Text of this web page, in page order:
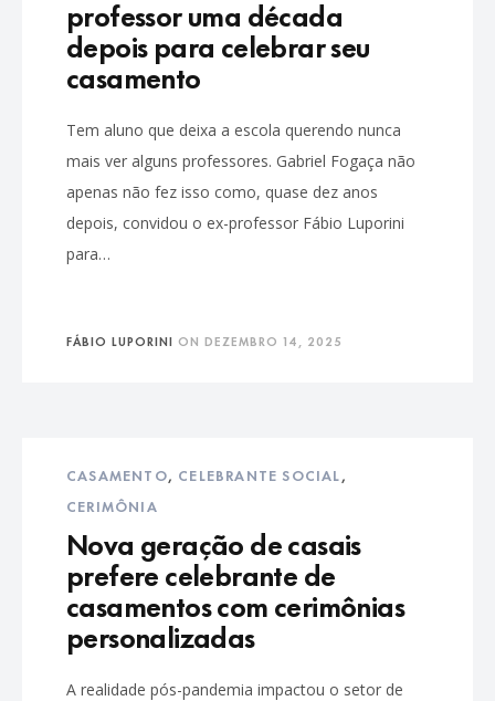
professor uma década
depois para celebrar seu
casamento
Tem aluno que deixa a escola querendo nunca
mais ver alguns professores. Gabriel Fogaça não
apenas não fez isso como, quase dez anos
depois, convidou o ex-professor Fábio Luporini
para…
FÁBIO LUPORINI ON DEZEMBRO 14, 2025
CASAMENTO, CELEBRANTE SOCIAL,
CERIMÔNIA
Nova geração de casais
prefere celebrante de
casamentos com cerimônias
personalizadas
A realidade pós-pandemia impactou o setor de